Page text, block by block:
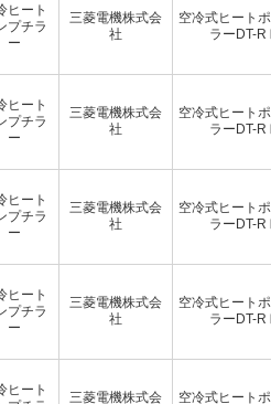
ヒート
プチラ
ー
三菱電機株式会
社
空冷式ヒート
ラーDT-
ヒート
プチラ
ー
三菱電機株式会
社
空冷式ヒート
ラーDT-
ヒート
プチラ
ー
三菱電機株式会
社
空冷式ヒート
ラーDT-
ヒート
プチラ
ー
三菱電機株式会
社
空冷式ヒート
ラーDT-
ヒート
三菱電機株式会
空冷式ヒート